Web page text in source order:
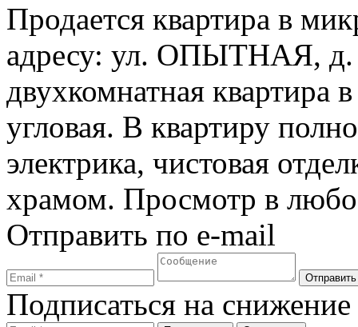
Продается квартира в
адресу: ул. ОПЫТНАЯ, д.
двухкомнатная квартира
угловая. В квартиру
электрика, чистовая
храмом. Просмотр в
Отправить по e-mail
Подписаться на